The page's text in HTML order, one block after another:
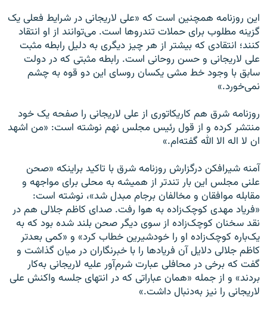
این روزنامه همچنین است که «علی لاریجانی در شرایط فعلی یک
گزینه مطلوب برای حملات تندروها است. می‌توانند از او انتقاد
کنند؛ انتقادی که بیشتر از هر چیز دیگری به دلیل رابطه مثبت
علی لاریجانی و حسن روحانی است. رابطه مثبتی که در دولت
سابق با وجود خط مشی یکسان روسای این دو قوه به چشم
نمی‌خورد.»
روزنامه شرق هم کاریکاتوری از علی لاریجانی را صفحه یک خود
منتشر کرده و از قول رئیس مجلس نهم نوشته است: «من اشهد
ان لا اله الا الله گفته‌ام.»
آمنه شیرافکن درگزارش روزنامه شرق با تاکید براینکه «صحن
علنی مجلس این بار تندتر از همیشه به محلی برای مواجهه و
مقابله موافقان و مخالفان برجام مبدل شد»، نوشته است:
«فریاد مهدی کوچک‌زاده به هوا رفت. صدای کاظم جلالی هم در
نقد سخنان کوچک‌زاده از سوی دیگر صحن بلند شده بود که به
یک‌باره کوچک‌زاده او را خودشیرین خطاب کرد» و «کمی بعدتر
کاظم جلالی دلایل آن فریادها را با خبرنگاران در میان گذاشت و
گفت که برخی در محافلی عبارت شرم‌آور علیه لاریجانی به‌کار
بردند» و از جمله «همان عباراتی که در انتهای جلسه واکنش علی
لاریجانی را نیز به‌دنبال داشت.»